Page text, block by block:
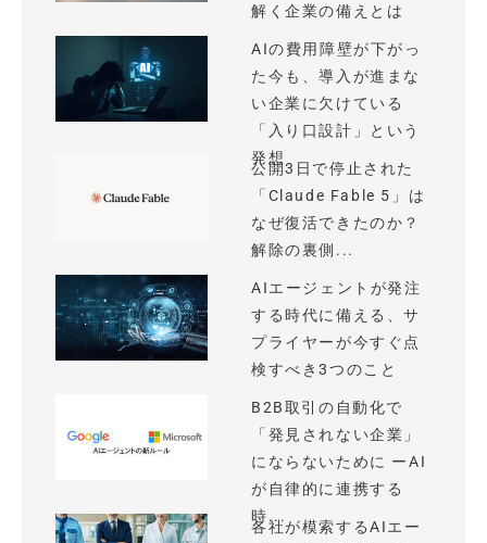
解く企業の備えとは
AIの費用障壁が下がっ
た今も、導入が進まな
い企業に欠けている
「入り口設計」という
発想
公開3日で停止された
「Claude Fable 5」は
なぜ復活できたのか？
解除の裏側...
AIエージェントが発注
する時代に備える、サ
プライヤーが今すぐ点
検すべき3つのこと
B2B取引の自動化で
「発見されない企業」
にならないために ーAI
が自律的に連携する
時...
各社が模索するAIエー